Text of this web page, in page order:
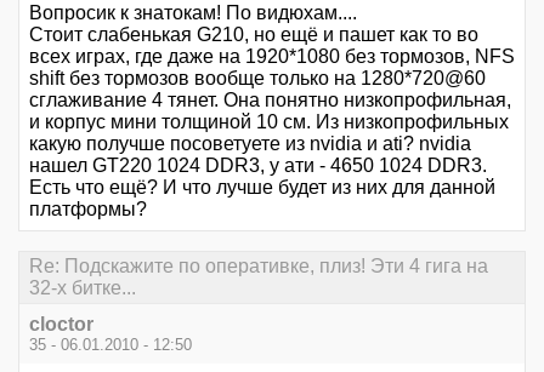
Вопросик к знатокам! По видюхам....
Стоит слабенькая G210, но ещё и пашет как то во
всех играх, где даже на 1920*1080 без тормозов, NFS
shift без тормозов вообще только на 1280*720@60
сглаживание 4 тянет. Она понятно низкопрофильная,
и корпус мини толщиной 10 см. Из низкопрофильных
какую получше посоветуете из nvidia и ati? nvidia
нашел GT220 1024 DDR3, у ати - 4650 1024 DDR3.
Есть что ещё? И что лучше будет из них для данной
платформы?
Re: Подскажите по оперативке, плиз! Эти 4 гига на
32-х битке...
cloctor
35 - 06.01.2010 - 12:50